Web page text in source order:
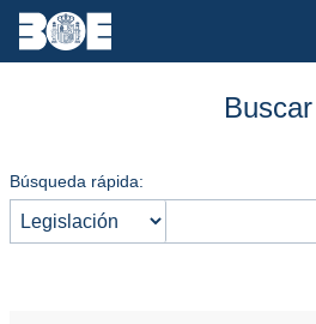
Buscar
Búsqueda rápida: